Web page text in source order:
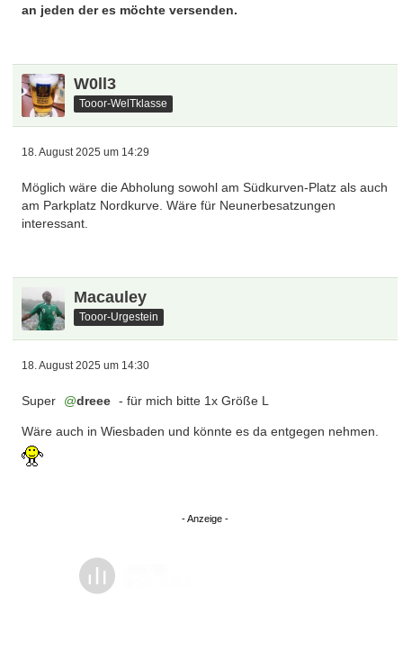
an jeden der es möchte versenden.
W0ll3
Tooor-WelTklasse
18. August 2025 um 14:29
Möglich wäre die Abholung sowohl am Südkurven-Platz als auch
am Parkplatz Nordkurve. Wäre für Neunerbesatzungen
interessant.
Macauley
Tooor-Urgestein
18. August 2025 um 14:30
Super dreee - für mich bitte 1x Größe L
Wäre auch in Wiesbaden und könnte es da entgegen nehmen.